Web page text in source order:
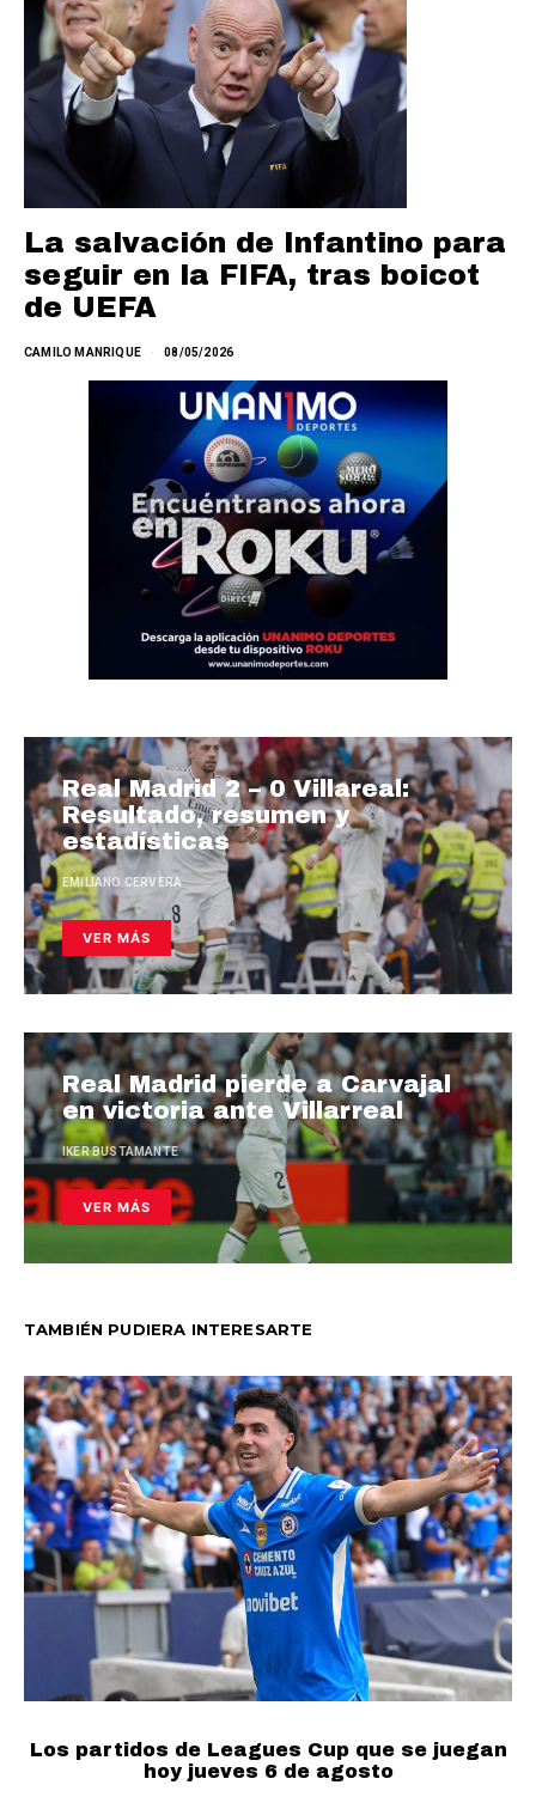
La salvación de Infantino para
seguir en la FIFA, tras boicot
de UEFA
CAMILO MANRIQUE 08/05/2026
Real Madrid 2 – 0 Villareal:
Resultado, resumen y
estadísticas
EMILIANO CERVERA
VER MÁS
Real Madrid pierde a Carvajal
en victoria ante Villarreal
IKER BUSTAMANTE
VER MÁS
TAMBIÉN PUDIERA INTERESARTE
Los partidos de Leagues Cup que se juegan
hoy jueves 6 de agosto